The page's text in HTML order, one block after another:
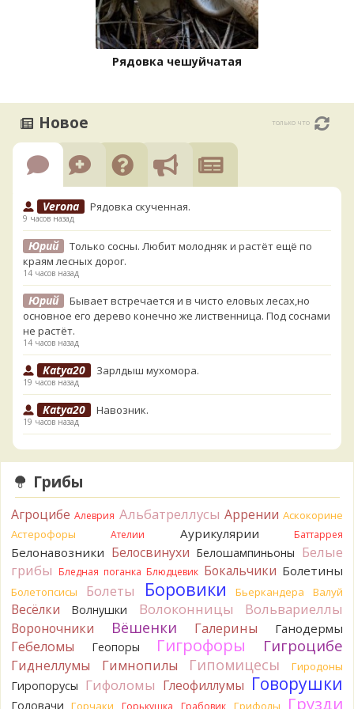
Рядовка чешуйчатая
Новое только что
Verona Рядовка скученная.
9 часов назад
Юрий
Только сосны. Любит молодняк и растёт ещё по
краям лесных дорог.
14 часов назад
Юрий
Бывает встречается и в чисто еловых лесах,но
основное его дерево конечно же лиственница. Под соснами
не растёт.
14 часов назад
Katya20 Зарлдыш мухомора.
19 часов назад
Katya20 Навозник.
19 часов назад
Verona Скорее всего он.
1 день назад
Verona
1 день назад
Verona
Рядовка мыльная, судя по пластинкам.
Правильно сделали, что не взяли.
1 день назад
BorisM Подгруздок чёрный, или близкие виды
1 день назад
BorisM Сдаётся мне, на земле и в руке - разные грибы.
1 день назад
Кирилл
Вони не было, но вода и гриб при варке
начали желтеть. Выкинул. Большое спасибо.
1 день назад
Грибы
Агроцибе Алеврия Альбатреллусы Аррении Аскокорине
Астерофоры
Ателии Аурикулярии Баттаррея
Белонавозники Белосвинухи Белошампиньоны Белые
грибы Бледная поганка Блюдцевик Бокальчики Болетины
Болетопсисы Болеты Боровики Бьеркандера Валуй
Весёлки Волнушки Волоконницы Вольвариеллы
Вороночники Вёшенки Галерины Ганодермы
Гебеломы Геопоры Гигрофоры Гигроцибе
Гиднеллумы Гимнопилы Гипомицесы Гиродоны
Гиропорусы Гифоломы Глеофиллумы Говорушки
Головачи Горчаки Горькушка Грабовик Грифолы Грузди